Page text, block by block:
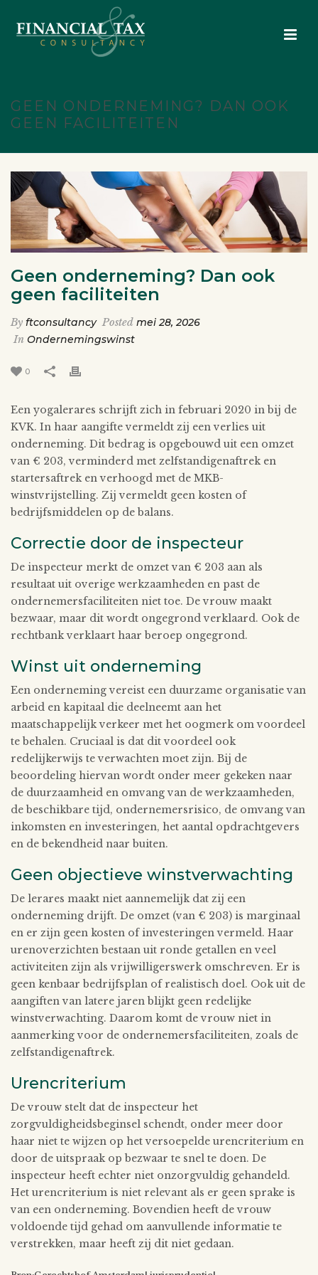
GEEN ONDERNEMING? DAN OOK
GEEN FACILITEITEN
Geen onderneming? Dan ook
geen faciliteiten
By ftconsultancy Posted mei 28, 2026
In Ondernemingswinst
0
Een yogalerares schrijft zich in februari 2020 in bij de
KVK. In haar aangifte vermeldt zij een verlies uit
onderneming. Dit bedrag is opgebouwd uit een omzet
van € 203, verminderd met zelfstandigenaftrek en
startersaftrek en verhoogd met de MKB-
winstvrijstelling. Zij vermeldt geen kosten of
bedrijfsmiddelen op de balans.
Correctie door de inspecteur
De inspecteur merkt de omzet van € 203 aan als
resultaat uit overige werkzaamheden en past de
ondernemersfaciliteiten niet toe. De vrouw maakt
bezwaar, maar dit wordt ongegrond verklaard. Ook de
rechtbank verklaart haar beroep ongegrond.
Winst uit onderneming
Een onderneming vereist een duurzame organisatie van
arbeid en kapitaal die deelneemt aan het
maatschappelijk verkeer met het oogmerk om voordeel
te behalen. Cruciaal is dat dit voordeel ook
redelijkerwijs te verwachten moet zijn. Bij de
beoordeling hiervan wordt onder meer gekeken naar
de duurzaamheid en omvang van de werkzaamheden,
de beschikbare tijd, ondernemersrisico, de omvang van
inkomsten en investeringen, het aantal opdrachtgevers
en de bekendheid naar buiten.
Geen objectieve winstverwachting
De lerares maakt niet aannemelijk dat zij een
onderneming drijft. De omzet (van € 203) is marginaal
en er zijn geen kosten of investeringen vermeld. Haar
urenoverzichten bestaan uit ronde getallen en veel
activiteiten zijn als vrijwilligerswerk omschreven. Er is
geen kenbaar bedrijfsplan of realistisch doel. Ook uit de
aangiften van latere jaren blijkt geen redelijke
winstverwachting. Daarom komt de vrouw niet in
aanmerking voor de ondernemersfaciliteiten, zoals de
zelfstandigenaftrek.
Urencriterium
De vrouw stelt dat de inspecteur het
zorgvuldigheidsbeginsel schendt, onder meer door
haar niet te wijzen op het versoepelde urencriterium en
door de uitspraak op bezwaar te snel te doen. De
inspecteur heeft echter niet onzorgvuldig gehandeld.
Het urencriterium is niet relevant als er geen sprake is
van een onderneming. Bovendien heeft de vrouw
voldoende tijd gehad om aanvullende informatie te
verstrekken, maar heeft zij dit niet gedaan.